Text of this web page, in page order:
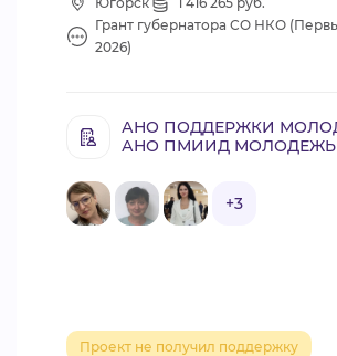
Грант губернатора СО НКО
2026)
АНО ПОДДЕРЖКИ
АНО ПМИИД МОЛОДЕЖЬ
+3
Проект не получил поддержку